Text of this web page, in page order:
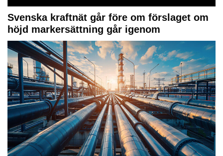
Svenska kraftnät går före om förslaget om
höjd markersättning går igenom